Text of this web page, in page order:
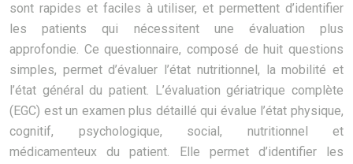
sont rapides et faciles à utiliser, et permettent d’identifier
les patients qui nécessitent une évaluation plus
approfondie. Ce questionnaire, composé de huit questions
simples, permet d’évaluer l’état nutritionnel, la mobilité et
l’état général du patient. L’évaluation gériatrique complète
(EGC) est un examen plus détaillé qui évalue l’état physique,
cognitif, psychologique, social, nutritionnel et
médicamenteux du patient. Elle permet d’identifier les